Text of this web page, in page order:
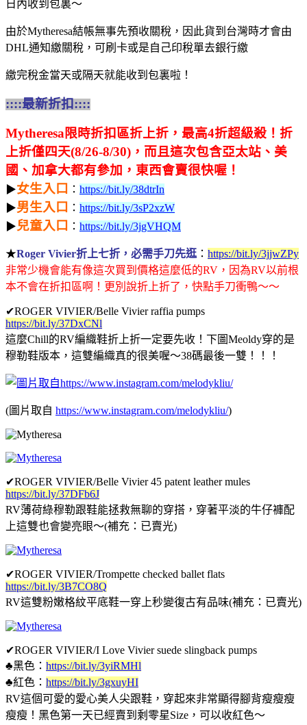
日內收到包裏～
由於Mytheresa結帳無事先預收關稅，因此貨到台灣時才會由
DHL通知繳關稅，可刷卡或是自己印稅單去銀行繳
繳完稅金當天或隔天就能收到包裏啦！
::::最新折扣::::
Mytheresa限時折扣區折上折，最高4折超級殺！折
上折僅四天(8/26-8/30)，而且這次包含亞太站、美
國、加拿大都有參加，東西會賣很快喔！
▶女生入口 ： https://bit.ly/38dtrIn
▶男生入口 ： https://bit.ly/3sP2xzW
▶ 兒童入口 ： https://bit.ly/3jgVHQM
★Roger Vivier折上七折，必需手刀先逛 ： https://bit.ly/3jjwZPy
非常少機會能有像這次買到價格這麼低的RV，因為RV以前根
本不會在折扣區啊！更別說折上折了，快點手刀衝鴨～～
✔ROGER VIVIER/Belle Vivier raffia pumps
https://bit.ly/37DxCNl
這麼Chill的RV編織鞋折上折一定要先收！下圖Meoldy穿的是
穆勒鞋版本，這雙編織真的很美喔～38碼最後一雙！！！
(圖片取自 https://www.instagram.com/melodykliu/)
✔ROGER VIVIER/Belle Vivier 45 patent leather mules
https://bit.ly/37DFb6J
RV薄荷綠穆勒跟鞋能拯救無聊的穿搭，穿著平淡的牛仔褲配
上這雙也會變亮眼～(補充：已賣光)
✔ROGER VIVIER/Trompette checked ballet flats
https://bit.ly/3B7CO8Q
RV這雙粉嫩格紋平底鞋一穿上秒變復古有品味(補充：已賣光)
✔ROGER VIVIER/I Love Vivier suede slingback pumps
♣黑色： https://bit.ly/3yiRMHl
♣紅色： https://bit.ly/3gxuyHI
RV這個可愛的愛心美人尖跟鞋，穿起來非常顯得腳背瘦瘦瘦
瘦瘦！黑色第一天已經賣到剩零星Size，可以收紅色～